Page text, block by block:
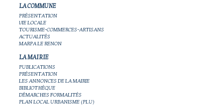
LA COMMUNE
PRÉSENTATION
VIE LOCALE
TOURISME-COMMERCES-ARTISANS
ACTUALITÉS
MARPA LE RENON
LA MAIRIE
PUBLICATIONS
PRÉSENTATION
LES ANNONCES DE LA MAIRIE
BIBLIOTHÈQUE
DÉMARCHES FORMALITÉS
PLAN LOCAL URBANISME (PLU)